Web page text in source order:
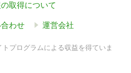
取得について
わせ 運営会社
プログラムによる収益を得ていま